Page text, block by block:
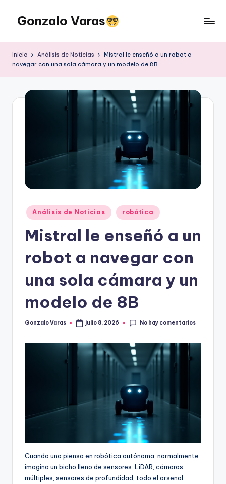
Saltar
contenido
Gonzalo Varas
que
suma
Inicio Análisis de Noticias
Mistral le enseñó a un robot a
navegar con una sola cámara y un modelo de 8B
Publicado
en
Análisis de Noticias robótica
Mistral le enseñó a un
robot a navegar con
una sola cámara y un
modelo de 8B
Publicado
Gonzalo Varas julio 8, 2026 No hay comentarios
Cuando uno piensa en robótica autónoma, normalmente
imagina un bicho lleno de sensores: LiDAR, cámaras
múltiples, sensores de profundidad, todo el arsenal.